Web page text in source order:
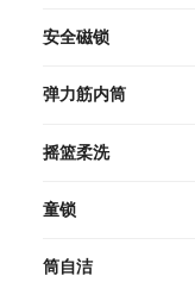
安全磁锁
弹力筋内筒
摇篮柔洗
童锁
筒自洁